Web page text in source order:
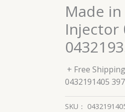
Made in
Injector
+ Free Shipping
0432191405
SKU：